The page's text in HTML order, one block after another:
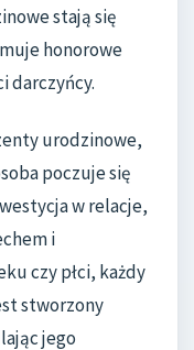
stają się
honorowe
darczyńcy.
urodzinowe,
poczuje się
w relacje,
i
czy płci, każdy
stworzony
jego